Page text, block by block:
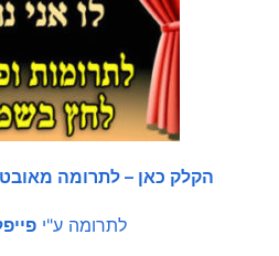
הקלק כאן – לתרומה
לתרומה ע"י